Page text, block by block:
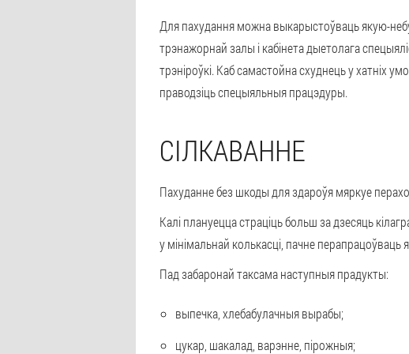
Для пахудання можна выкарыстоўваць якую-
трэнажорнай залы і кабінета дыетолага
трэніроўкі. Каб самастойна схуднець у хатніх
праводзіць спецыяльныя працэдуры.
СІЛКАВАННЕ
Пахуданне без шкоды для здароўя мяркуе
Калі плануецца страціць больш за дзесяць
у мінімальнай колькасці, пачне перапрацоўваць
Пад забаронай таксама наступныя прадукты:
выпечка, хлебабулачныя вырабы;
цукар, шакалад, варэнне, пірожныя;